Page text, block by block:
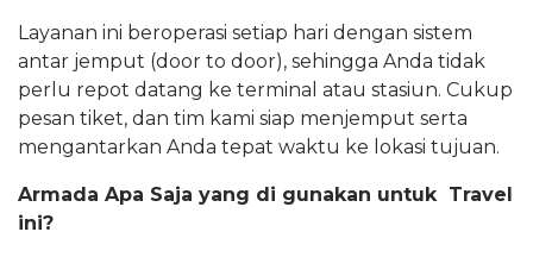
Layanan ini beroperasi setiap hari dengan sistem
antar jemput (door to door), sehingga Anda tidak
perlu repot datang ke terminal atau stasiun. Cukup
pesan tiket, dan tim kami siap menjemput serta
mengantarkan Anda tepat waktu ke lokasi tujuan.
Armada Apa Saja yang di gunakan untuk Travel
ini?